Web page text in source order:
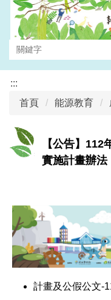
主
內
容
:::
首頁
能源教育
【公告】
實施計畫辦法
計畫及公假公文-